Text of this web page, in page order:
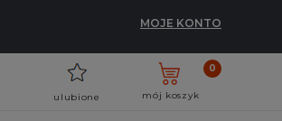
MOJE KONTO
mój koszyk
0
ulubione